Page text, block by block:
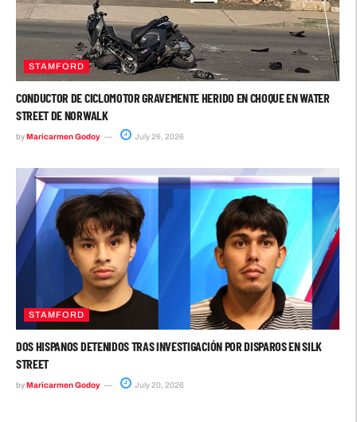
STAMFORD
CONDUCTOR DE CICLOMOTOR GRAVEMENTE HERIDO EN CHOQUE EN WATER
STREET DE NORWALK
byMaricarmen Godoy July 26, 2026
STAMFORD
DOS HISPANOS DETENIDOS TRAS INVESTIGACIÓN POR DISPAROS EN SILK
STREET
byMaricarmen Godoy July 20, 2026